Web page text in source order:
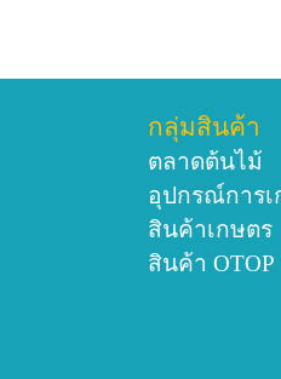
กลุ่มสินค้า
ตลาดต้นไม้
อุปกรณ์การเ
สินค้าเกษตร
สินค้า OTOP